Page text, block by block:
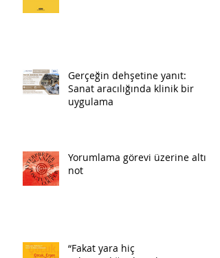
Gerçeğin dehşetine yanıt:
Sanat aracılığında klinik bir
uygulama
Yorumlama görevi üzerine altı
not
“Fakat yara hiç